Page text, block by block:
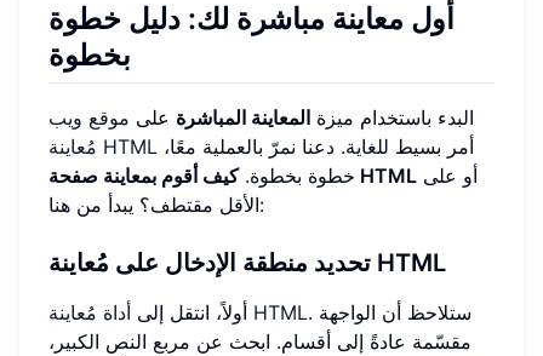
أول معاينة مباشرة لك: دليل خطوة
بخطوة
البدء باستخدام ميزة المعاينة المباشرة على موقع ويب
مُعاينة HTML
خطوة بخطوة. كيف أقوم بمعاينة صفحة HTML
الأقل مقتطف؟ يبدأ من هنا:
تحديد منطقة الإدخال على مُعاينة HTML
أولاً، انتقل إلى أداة مُعاينة HTML. ستلاحظ أن الواجهة
مقسّمة عادةً إلى أقسام. ابحث عن مربع النص الكبير،